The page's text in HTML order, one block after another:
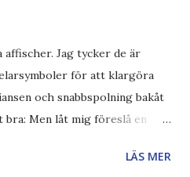
affischer. Jag tycker de är
för att klargöra
och snabbspolning bakåt
Men låt mig föreslå en
Upphovsrätten //Zac,LÄS MER